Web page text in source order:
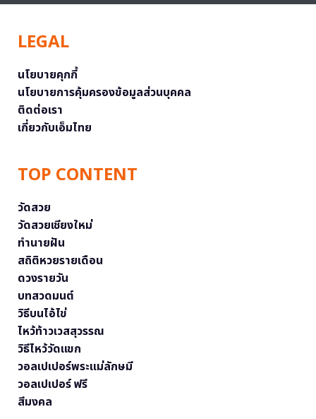
LEGAL
นโยบายคุกกี้
นโยบายการคุ้มครองข้อมูลส่วนบุคคล
ติดต่อเรา
เกี่ยวกับเอ็มไทย
TOP CONTENT
วัดสวย
วัดสวยเชียงใหม่
ทำนายฝัน
สถิติหวยรายเดือน
ดวงรายวัน
บทสวดมนต์
วิธีบนไอ้ไข่
ไหว้ท้าวเวสสุวรรณ
วิธีไหว้วัดแขก
วอลเปเปอร์พระแม่ลักษมี
วอลเปเปอร์ ฟรี
สีมงคล